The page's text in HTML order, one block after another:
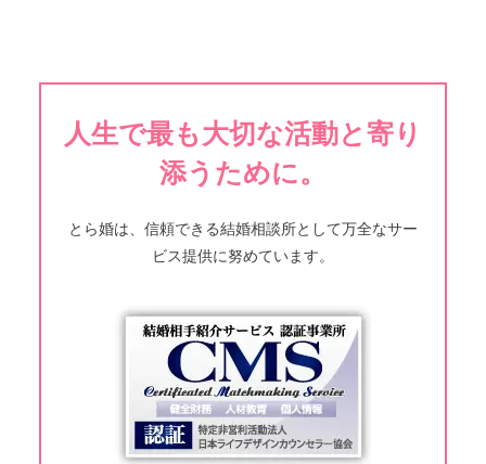
人生で最も大切な活動と寄り
添うために。
とら婚は、信頼できる結婚相談所として万全なサー
ビス提供に努めています。